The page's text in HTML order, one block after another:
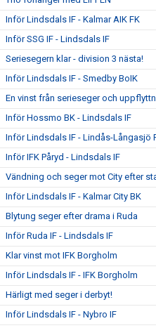
Inför Lindsdals IF - Kalmar AIK FK
Inför SSG IF - Lindsdals IF
Seriesegern klar - division 3 nästa!
Inför Lindsdals IF - Smedby BoIK
En vinst från serieseger och
Inför Hossmo BK - Lindsdals IF
Inför Lindsdals IF - Lindås-Långasjö
Inför IFK Påryd - Lindsdals IF
Vändning och seger mot City efter
Inför Lindsdals IF - Kalmar City BK
Blytung seger efter drama i Ruda
Inför Ruda IF - Lindsdals IF
Klar vinst mot IFK Borgholm
Inför Lindsdals IF - IFK Borgholm
Härligt med seger i derbyt!
Inför Lindsdals IF - Nybro IF